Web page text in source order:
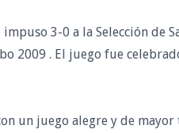
3-0 a la Selección de
2009 . El juego fue
un juego alegre y de